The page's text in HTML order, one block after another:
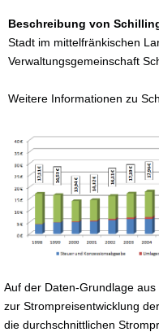
Beschreibung von
Stadt im mittelfränkischen
Verwaltungsgemeinschaft
Weitere Informationen zu
Auf der Daten-Grundlage
zur Strompreisentwicklung
die durchschnittlichen